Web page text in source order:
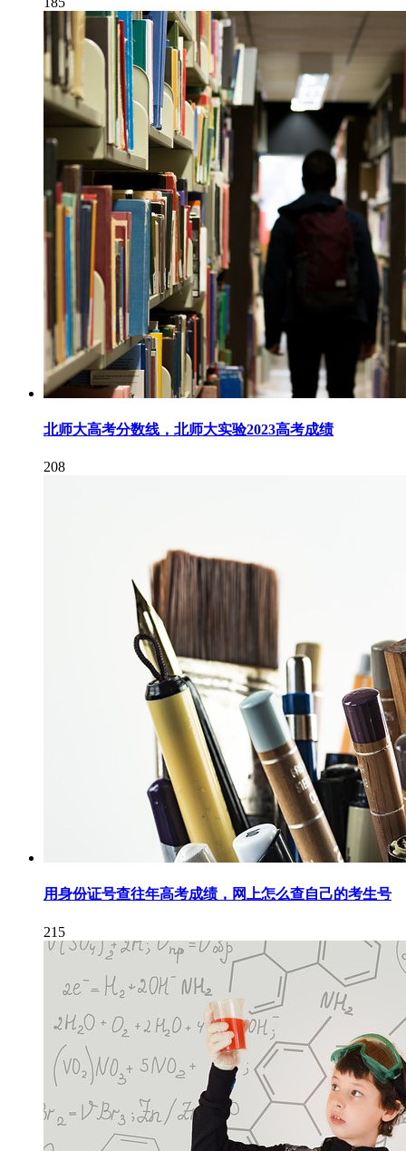
北师大高考分数线，北师大实验2023高考成绩
208
用身份证号查往年高考成绩，网上怎么查自己的考生号
215